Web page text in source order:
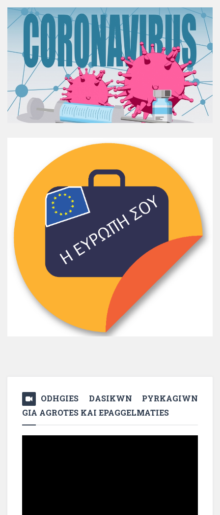
ODHGIES DASIKWN PYRKAGIWN
GIA AGROTES KAI EPAGGELMATIES